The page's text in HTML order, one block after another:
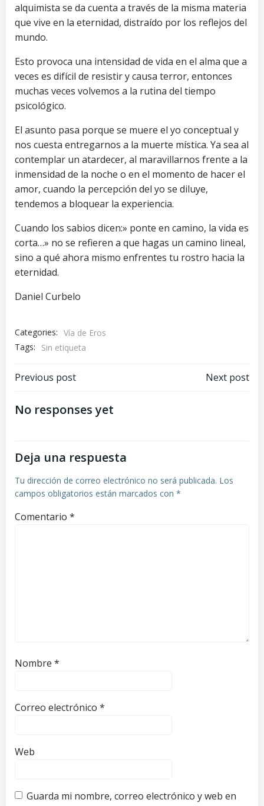
alquimista se da cuenta a través de la misma materia
que vive en la eternidad, distraído por los reflejos del
mundo.
Esto provoca una intensidad de vida en el alma que a
veces es difícil de resistir y causa terror, entonces
muchas veces volvemos a la rutina del tiempo
psicológico.
El asunto pasa porque se muere el yo conceptual y
nos cuesta entregarnos a la muerte mística. Ya sea al
contemplar un atardecer, al maravillarnos frente a la
inmensidad de la noche o en el momento de hacer el
amor, cuando la percepción del yo se diluye,
tendemos a bloquear la experiencia.
Cuando los sabios dicen:» ponte en camino, la vida es
corta…» no se refieren a que hagas un camino lineal,
sino a qué ahora mismo enfrentes tu rostro hacia la
eternidad.
Daniel Curbelo
Categories: Vía de Eros
Tags:
Sin etiqueta
Navegación
por
entradas
Previous post
Navegación
entradas
Next post
No responses yet
Deja una respuesta
Tu dirección de correo electrónico no será publicada. Los
campos obligatorios están marcados con *
Comentario *
Nombre *
Correo electrónico *
Web
Guarda mi nombre, correo electrónico y web en